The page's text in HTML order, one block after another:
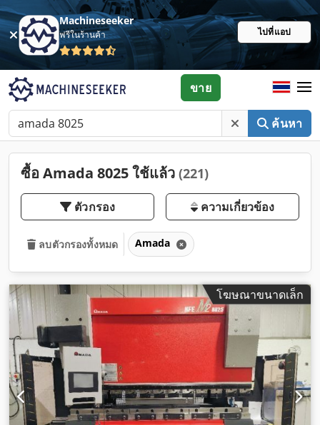
Machineseeker
ฟรีในร้านค้า ไปที่แอป
ค้นหา
ขาย
ซื้อ Amada 8025 ใช้แล้ว (221)
ตัวกรอง ความเกี่ยวข้อง
ลบตัวกรองทั้งหมด Amada
โฆษณาขนาดเล็ก